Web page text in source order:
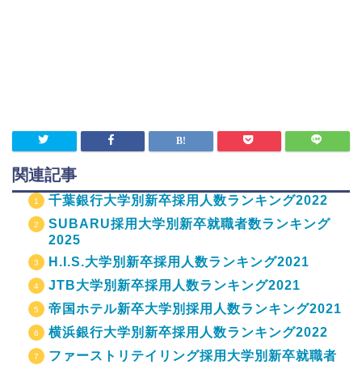
関連記事
千葉銀行大学別新卒採用人数ランキング2022
SUBARU採用大学別新卒就職者数ランキング
2025
H.I.S.大学別新卒採用人数ランキング2021
JTB大学別新卒採用人数ランキング2021
帝国ホテル新卒大学別採用人数ランキング2021
横浜銀行大学別新卒採用人数ランキング2022
ファーストリテイリング採用大学別新卒就職者